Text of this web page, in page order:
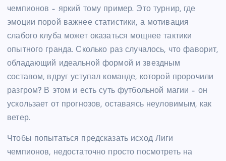
чемпионов – яркий тому пример. Это турнир, где
эмоции порой важнее статистики, а мотивация
слабого клуба может оказаться мощнее тактики
опытного гранда. Сколько раз случалось, что фаворит,
обладающий идеальной формой и звездным
составом, вдруг уступал команде, которой пророчили
разгром? В этом и есть суть футбольной магии – он
ускользает от прогнозов, оставаясь неуловимым, как
ветер.
Чтобы попытаться предсказать исход Лиги
чемпионов, недостаточно просто посмотреть на